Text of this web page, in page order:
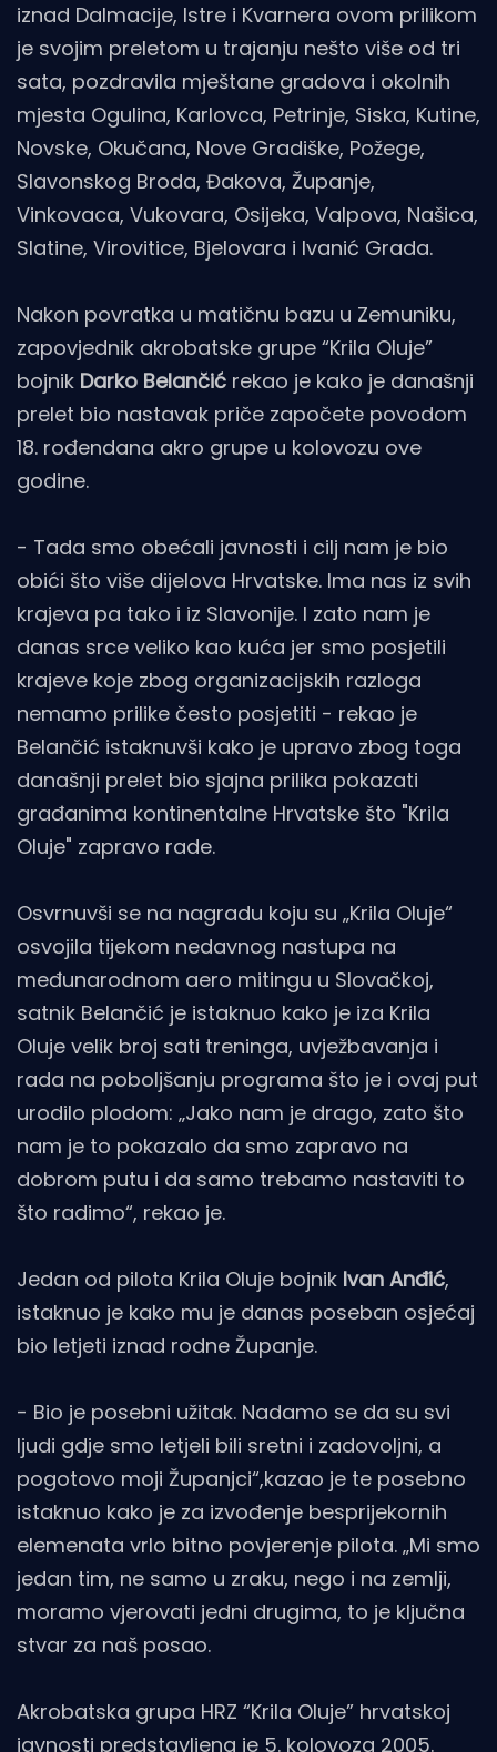
iznad Dalmacije, Istre i Kvarnera ovom prilikom
je svojim preletom u trajanju nešto više od tri
sata, pozdravila mještane gradova i okolnih
mjesta Ogulina, Karlovca, Petrinje, Siska, Kutine,
Novske, Okučana, Nove Gradiške, Požege,
Slavonskog Broda, Đakova, Županje,
Vinkovaca, Vukovara, Osijeka, Valpova, Našica,
Slatine, Virovitice, Bjelovara i Ivanić Grada.
Nakon povratka u matičnu bazu u Zemuniku,
zapovjednik akrobatske grupe “Krila Oluje”
bojnik Darko Belančić rekao je kako je današnji
prelet bio nastavak priče započete povodom
18. rođendana akro grupe u kolovozu ove
godine.
- Tada smo obećali javnosti i cilj nam je bio
obići što više dijelova Hrvatske. Ima nas iz svih
krajeva pa tako i iz Slavonije. I zato nam je
danas srce veliko kao kuća jer smo posjetili
krajeve koje zbog organizacijskih razloga
nemamo prilike često posjetiti - rekao je
Belančić istaknuvši kako je upravo zbog toga
današnji prelet bio sjajna prilika pokazati
građanima kontinentalne Hrvatske što "Krila
Oluje" zapravo rade.
Osvrnuvši se na nagradu koju su „Krila Oluje“
osvojila tijekom nedavnog nastupa na
međunarodnom aero mitingu u Slovačkoj,
satnik Belančić je istaknuo kako je iza Krila
Oluje velik broj sati treninga, uvježbavanja i
rada na poboljšanju programa što je i ovaj put
urodilo plodom: „Jako nam je drago, zato što
nam je to pokazalo da smo zapravo na
dobrom putu i da samo trebamo nastaviti to
što radimo“, rekao je.
Jedan od pilota Krila Oluje bojnik Ivan Anđić,
istaknuo je kako mu je danas poseban osjećaj
bio letjeti iznad rodne Županje.
- Bio je posebni užitak. Nadamo se da su svi
ljudi gdje smo letjeli bili sretni i zadovoljni, a
pogotovo moji Županjci“,kazao je te posebno
istaknuo kako je za izvođenje besprijekornih
elemenata vrlo bitno povjerenje pilota. „Mi smo
jedan tim, ne samo u zraku, nego i na zemlji,
moramo vjerovati jedni drugima, to je ključna
stvar za naš posao.
Akrobatska grupa HRZ “Krila Oluje” hrvatskoj
javnosti predstavljena je 5. kolovoza 2005.